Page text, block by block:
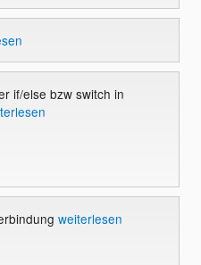
if/else bzw switch in
weiterlesen